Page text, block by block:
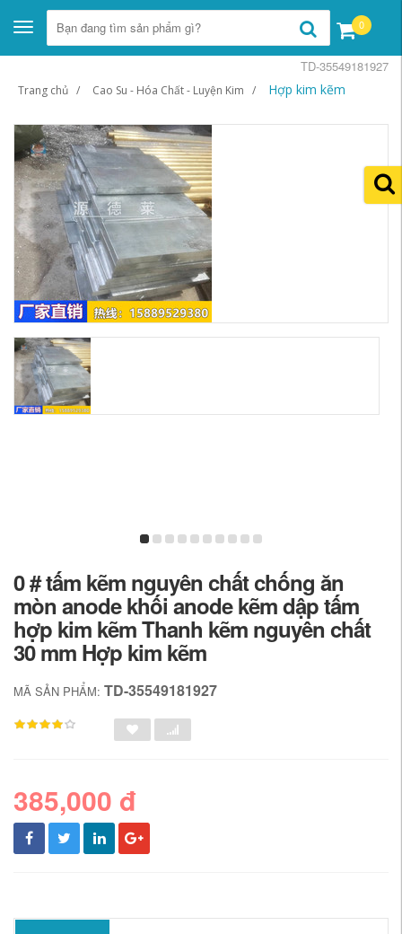
Toggle
navigation
0
Trang chủ Cao Su - Hóa Chất - Luyện Kim Hợp kim kẽm
TD-35549181927
0 # tấm kẽm nguyên chất chống ăn
mòn anode khối anode kẽm dập tấm
hợp kim kẽm Thanh kẽm nguyên chất
30 mm Hợp kim kẽm
MÃ SẢN PHẨM: TD-35549181927
385,000 đ